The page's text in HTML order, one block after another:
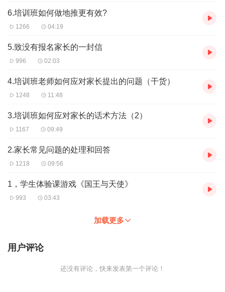
6.培训班如何做地推更有效?
1266 04:19
5.致没有报名家长的一封信
996 02:03
4.培训班老师如何应对家长提出的问题（干货）
1248 11:48
3.培训班如何应对家长的话术方法（2）
1167 09:49
2.家长常见问题的处理和回答
1218 09:56
1，学生体验课游戏《国王与天使》
993 03:43
加载更多
用户评论
还没有评论，快来发表第一个评论！